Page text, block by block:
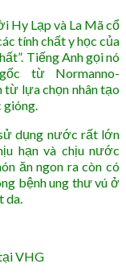
Hy Lạp và La Mã cổ
tính chất y học của
Tiếng Anh gọi nó
từ Normanno-
từ lựa chọn nhân tạo
gióng.
dụng nước rất lớn
hạn và chịu nước
ăn ngon ra còn có
bệnh ung thư vú ở
da.
VHG